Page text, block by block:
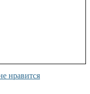
нравится